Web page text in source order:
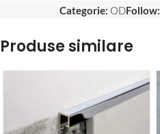
Categorie: ODFollow:
Produse similare